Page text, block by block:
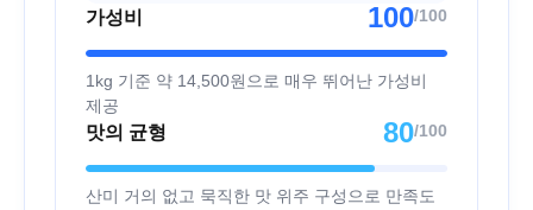
가성비 100/100
1kg 기준 약 14,500원으로 매우 뛰어난 가성비
제공
맛의 균형 80/100
산미 거의 없고 묵직한 맛 위주 구성으로 만족도